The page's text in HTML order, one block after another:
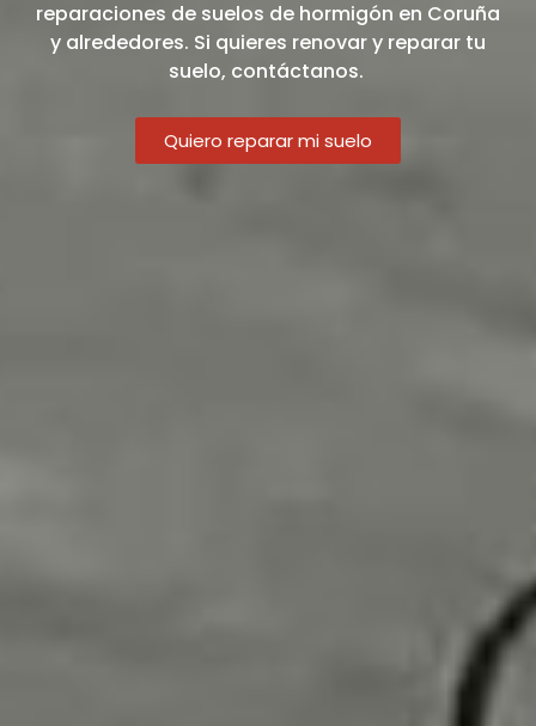
reparaciones de suelos de hormigón en Coruña
y alrededores. Si quieres renovar y reparar tu
suelo, contáctanos.
Quiero reparar mi suelo